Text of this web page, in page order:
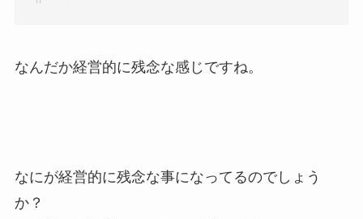
なんだか経営的に残念な感じですね。
なにが経営的に残念な事になってるのでしょう
か？